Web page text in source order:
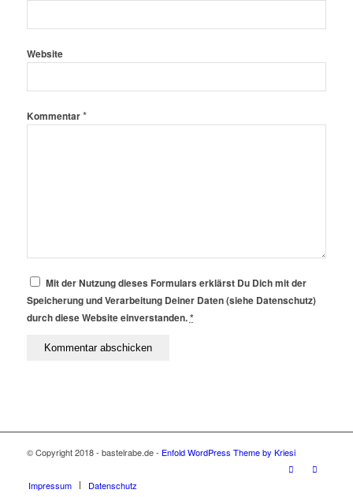
Website
Kommentar*
Mit der Nutzung dieses Formulars erklärst Du Dich mit der
Speicherung und Verarbeitung Deiner Daten (siehe Datenschutz)
durch diese Website einverstanden.*
© Copyright 2018 - bastelrabe.de - Enfold WordPress Theme by Kriesi
Impressum Datenschutz